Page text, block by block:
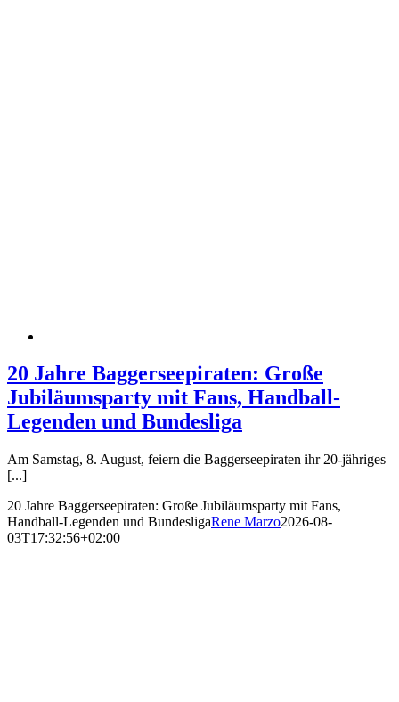
20 Jahre Baggerseepiraten: Große
Jubiläumsparty mit Fans, Handball-
Legenden und Bundesliga
Am Samstag, 8. August, feiern die Baggerseepiraten ihr 20-jähriges
[...]
20 Jahre Baggerseepiraten: Große Jubiläumsparty mit Fans,
Handball-Legenden und BundesligaRene Marzo2026-08-
03T17:32:56+02:00